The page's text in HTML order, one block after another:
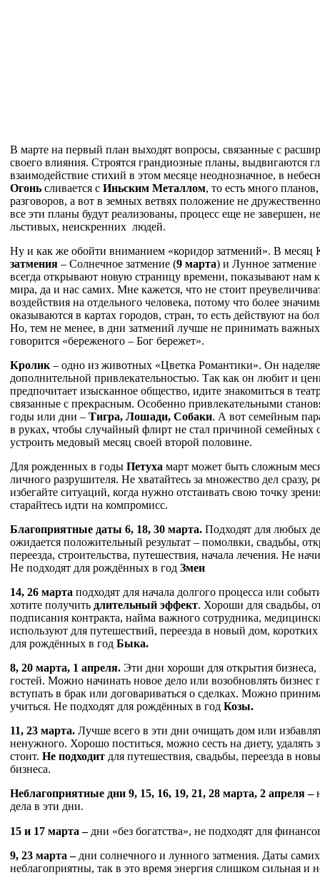
В марте на первый план выходят вопросы, связанные с
своего влияния. Строятся грандиозные планы, выдвигаются
взаимодействие стихий в этом месяце неоднозначное, в
Огонь сливается с Иньским Металлом, то есть много
разговоров, а вот в земных ветвях положение не
все эти планы будут реализованы, процесс еще не завершен,
льстивых, неискренних людей.
Ну и как же обойти вниманием «коридор затмений». В месяц
затмения – Солнечное затмение (9 марта) и Лунное затмение
всегда открывают новую страницу времени, показывают нам
мира, да и нас самих. Мне кажется, что не стоит
воздействия на отдельного человека, потому что более
оказываются в картах городов, стран, то есть действуют на
Но, тем не менее, в дни затмений лучше не принимать
говорится «береженого – Бог бережет».
Кролик – одно из животных «Цветка Романтики». Он
дополнительной привлекательностью. Так как он любит и
предпочитает изысканное общество, идите знакомиться в
связанные с прекрасным. Особенно привлекательными
годы или дни – Тигра, Лошади, Собаки. А вот семейным
в руках, чтобы случайный флирт не стал причиной семейных
устроить медовый месяц своей второй половине.
Для рожденных в годы Петуха март может быть сложным
личного разрушителя. Не хватайтесь за множество дел сразу,
избегайте ситуаций, когда нужно отстаивать свою точку
старайтесь идти на компромисс.
Благоприятные даты 6, 18, 30 марта. Подходят для любых
ожидается положительный результат – помолвки, свадьбы,
переезда, строительства, путешествия, начала лечения. Не
Не подходят для рождённых в год Змеи
14, 26 марта подходят для начала долгого процесса или
хотите получить длительный эффект. Хороши для свадьбы,
подписания контракта, найма важного сотрудника,
используют для путешествий, переезда в новый дом,
для рождённых в год Быка.
8, 20 марта, 1 апреля. Эти дни хороши для открытия бизнеса,
гостей. Можно начинать новое дело или возобновлять бизнес
вступать в брак или договариваться о сделках. Можно
учиться. Не подходят для рождённых в год Козы.
11, 23 марта. Лучше всего в эти дни очищать дом или
ненужного. Хорошо поститься, можно сесть на диету, удалять
стоит. Не подходит для путешествия, свадьбы, переезда в
бизнеса.
Неблагоприятные дни 9, 15, 16, 19, 21, 28 марта, 2 апреля –
дела в эти дни.
15 и 17 марта – дни «без богатства», не подходят для
9, 23 марта – дни солнечного и лунного затмения. Даты
неблагоприятны, так в это время энергия слишком сильная и